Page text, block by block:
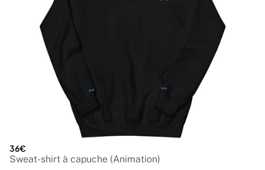
36€
Sweat-shirt à capuche (Animation)